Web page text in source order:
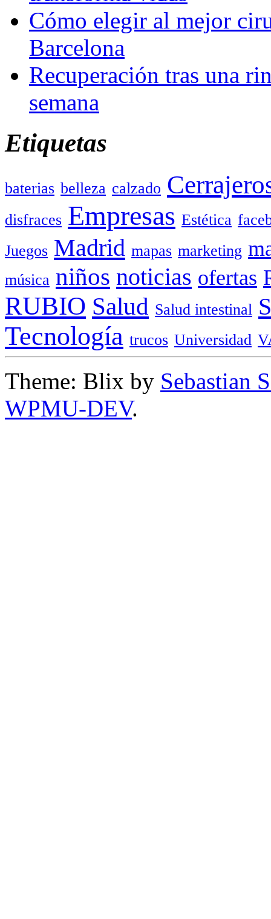
Cómo elegir al mejor
Barcelona
Recuperación tras una
semana
Etiquetas
baterias belleza calzado
disfraces Empresas Estética
Juegos Madrid mapas marketing
música niños noticias ofertas
RUBIO Salud Salud intestinal
Tecnología trucos Universidad
Theme: Blix by Sebastian
WPMU-DEV.